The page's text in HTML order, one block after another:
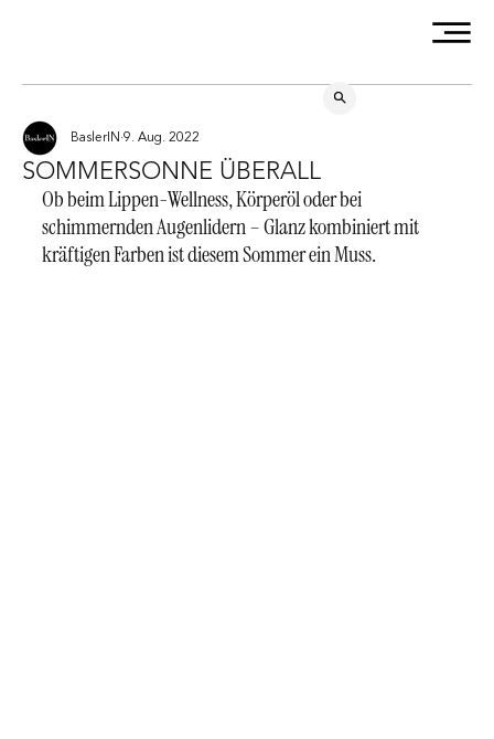
SOMMERSONNE ÜBERALL
BaslerIN 9. Aug. 2022
Ob beim Lippen-Wellness, Körperöl oder bei
schimmernden Augenlidern – Glanz kombiniert mit
kräftigen Farben ist diesem Sommer ein Muss.